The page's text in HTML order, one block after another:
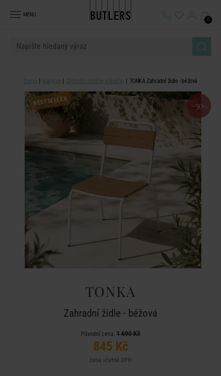
MENU
0
Domů Nábytek Zahradní stoličky a lavičky TONKA Zahradní židle - béžová
BESTSELLER -50 %
TONKA
Zahradní židle - béžová
Původní cena: 1 690 Kč
845 Kč
cena včetně DPH